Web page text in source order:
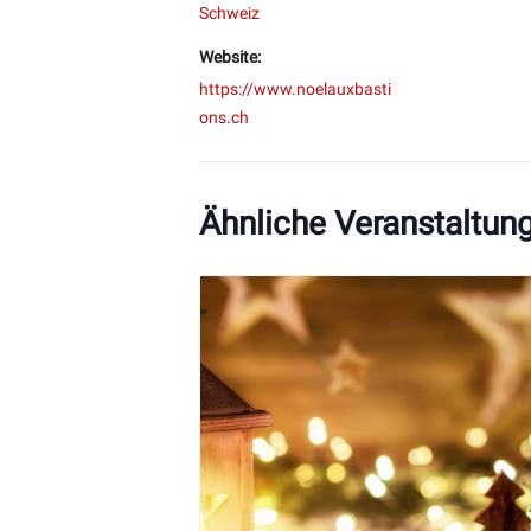
Schweiz
Website:
https://www.noelauxbasti
ons.ch
Ähnliche